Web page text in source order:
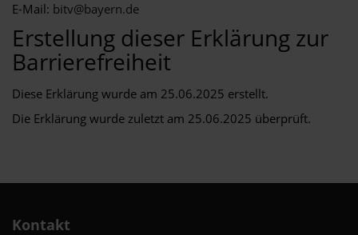
E-Mail: bitv@bayern.de
Erstellung dieser Erklärung zur
Barrierefreiheit
Diese Erklärung wurde am 25.06.2025 erstellt.
Die Erklärung wurde zuletzt am 25.06.2025 überprüft.
Kontakt